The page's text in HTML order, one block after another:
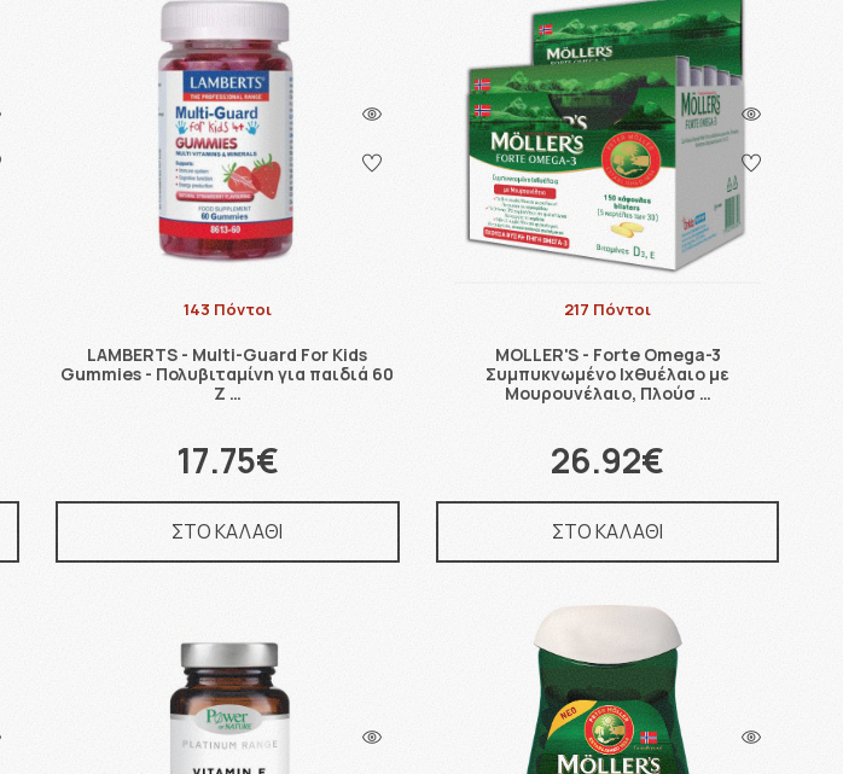
143 Πόντοι
LAMBERTS - Multi-Guard For Kids
Gummies - Πολυβιταμίνη για παιδιά 60
Ζ …
17.75€
ΣΤΟ ΚΑΛΑΘΙ
217 Πόντοι
MOLLER'S - Forte Omega-3
Συμπυκνωμένο Ιχθυέλαιο με
Μουρουνέλαιο, Πλούσ …
26.92€
ΣΤΟ ΚΑΛΑΘΙ